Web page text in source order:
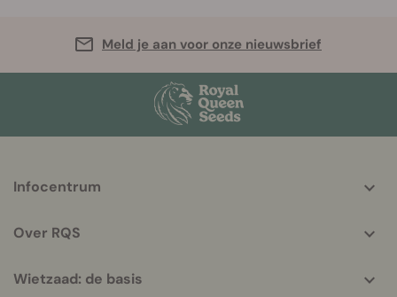
Meld je aan voor onze nieuwsbrief
helpful
Infocentrum
Over RQS
Wietzaad: de basis